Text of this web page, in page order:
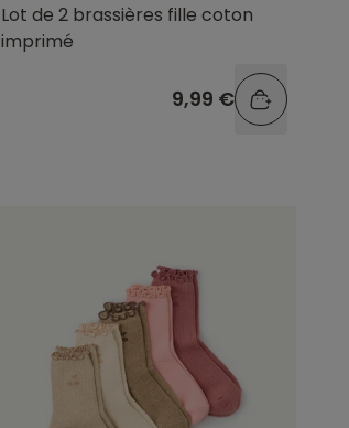
Lot de 2 brassières fille coton
imprimé
9,99 €